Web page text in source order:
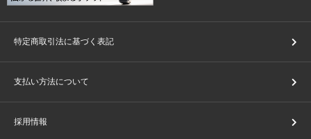
特定商取引法に基づく表記
支払い方法について
採用情報